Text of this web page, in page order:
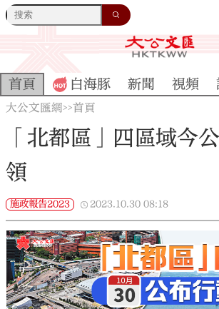
首頁 白海豚 新聞 視頻
大公文匯網>>首頁
「北都區」四區域今
領
施政報告2023 2023.10.30 08:18